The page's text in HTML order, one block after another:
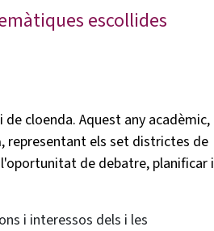
escollides
de cloenda. Aquest any acadèmic,
, representant els set districtes de
de debatre, planificar i
i interessos dels i les